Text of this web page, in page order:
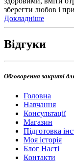
зберегти любов і
Докладніше
Відгуки
Обговорення закриті
Головна
Навчання
Консультації
Магазин
Підготовка
Моя історія
Блог Насті
Контакти